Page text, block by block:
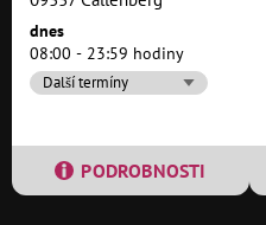
dnes
08:00 - 23:59 hodiny
Další termíny
PODROBNOSTI